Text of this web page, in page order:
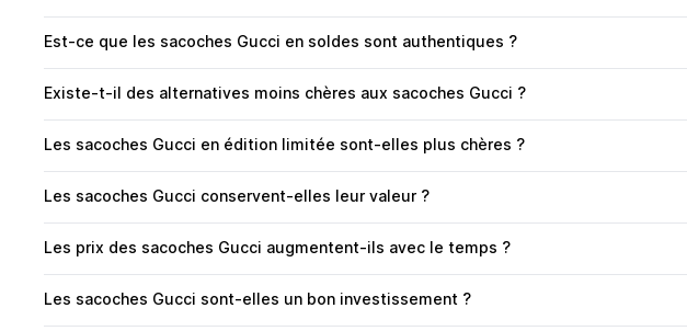
Est-ce que les sacoches Gucci en soldes sont authentiques ?
Existe-t-il des alternatives moins chères aux sacoches Gucci ?
Les sacoches Gucci en édition limitée sont-elles plus chères ?
Les sacoches Gucci conservent-elles leur valeur ?
Les prix des sacoches Gucci augmentent-ils avec le temps ?
Les sacoches Gucci sont-elles un bon investissement ?